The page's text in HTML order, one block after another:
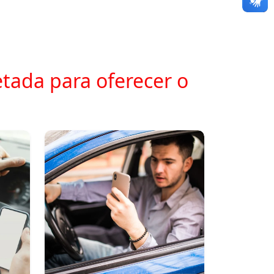
para oferecer o